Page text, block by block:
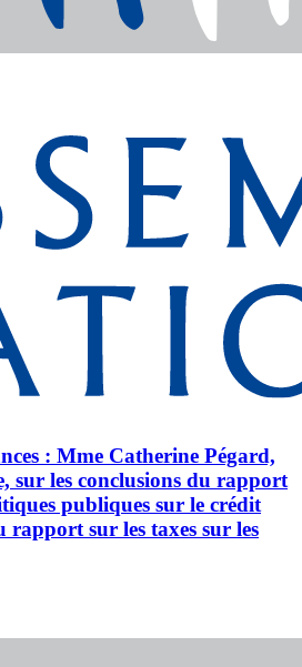
: Mme Catherine Pégard,
sur les conclusions du rapport
publiques sur le crédit
rapport sur les taxes sur les